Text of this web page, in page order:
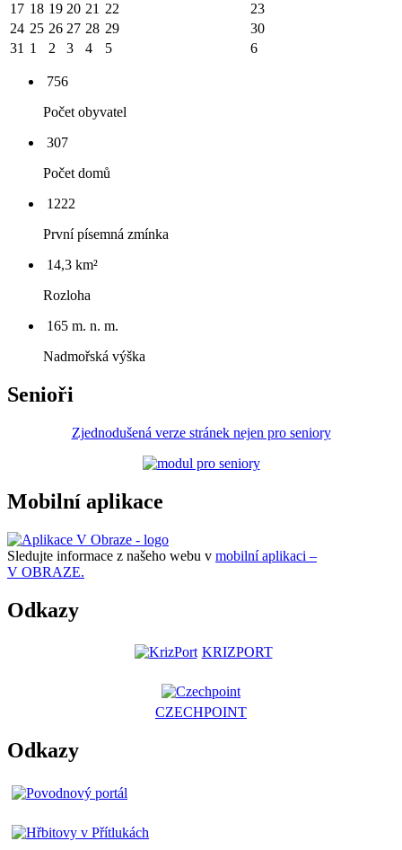
17 18 19 20 21 22
23
24 25 26 27 28 29
30
31 1 2 3 4 5 6
756
Počet obyvatel
307
Počet domů
1222
První písemná zmínka
14,3 km²
Rozloha
165 m. n. m.
Nadmořská výška
Senioři
Zjednodušená verze stránek nejen pro seniory
Mobilní aplikace
Sledujte informace z našeho webu v mobilní aplikaci –
V OBRAZE.
Odkazy
KRIZPORT
CZECHPOINT
Odkazy